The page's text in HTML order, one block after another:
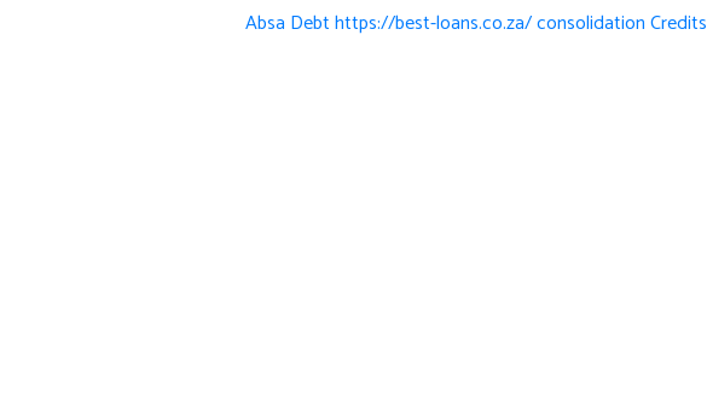
Absa Debt https://best-loans.co.za/ consolidation Credits